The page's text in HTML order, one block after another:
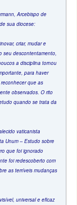
Arcebispo de
sua diocese:
criar, mudar e
seu descontentamento,
a disciplina tornou
para haver
que as
observados. O rito
quando se trata da
vaticanista
Unum – Estudo sobre
que foi ignorado
foi redescoberto com
as terríveis mudanças
universal e eficaz